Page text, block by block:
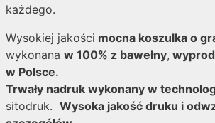
każdego.
Wysokiej jakości mocna koszulka o
wykonana w 100% z bawełny,
w Polsce.
Trwały nadruk wykonany w
sitodruk. Wysoka jakość druku i